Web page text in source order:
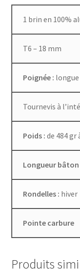
1 brin en 100%
T6 – 18 mm
Poignée :
Tournevis à
Poids : de 484 gr
Longueur bâton
Rondelles : hiver
Pointe carbure
Produits